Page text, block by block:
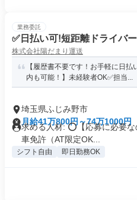
業務委託
✅日払い可!短距離ドライバー
株式会社陽だまり運送
【履歴書不要です！お手軽に日
内も可能！】未経験者OK✅担当...
埼玉県ふじみ野市
月給41万800円～74万1000円
求める人材: ⭕️【応募に必要
車免許（AT限定OK...
シフト自由 即日勤務OK